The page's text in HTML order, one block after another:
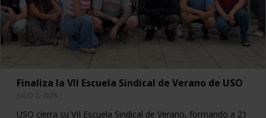
Finaliza la VII Escuela Sindical de Verano de USO
JULIO 2, 2026
USO cierra su VII Escuela Sindical de Verano, formando a 21